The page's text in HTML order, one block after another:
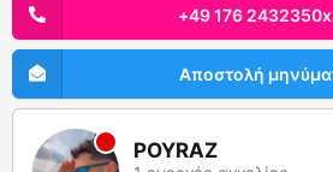
‪+49 176
Αποστολή
POYRAZ